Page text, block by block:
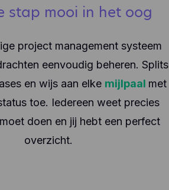
stap mooi in het oog
project management systeem
eenvoudig beheren. Splits
en wijs aan elke mijlpaal met
toe. Iedereen weet precies
doen en jij hebt een perfect
overzicht.